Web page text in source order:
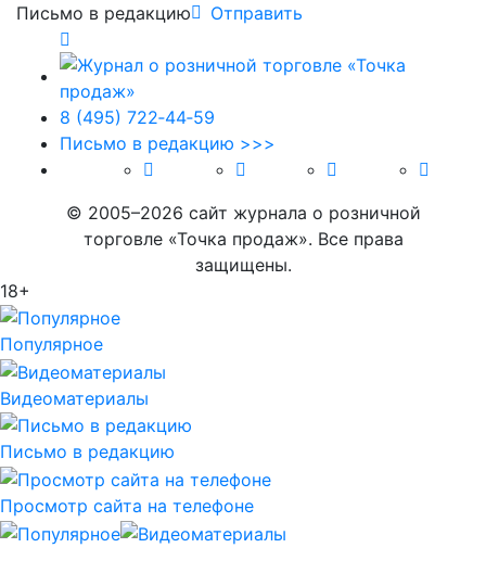
Письмо в редакцию
Отправить
8 (495) 722‑44‑59
Письмо в редакцию >>>
© 2005–2026 сайт журнала о розничной
торговле «Точка продаж». Все права
защищены.
18+
Популярное
Видеоматериалы
Письмо в редакцию
Просмотр сайта на телефоне